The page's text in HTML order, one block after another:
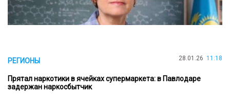
РЕГИОНЫ 28.01.26 11:18
Прятал наркотики в ячейках супермаркета: в Павлодаре
задержан наркосбытчик